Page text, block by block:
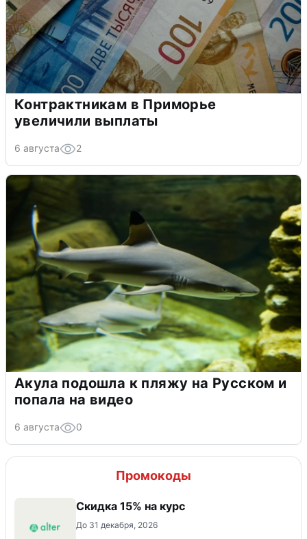
Контрактникам в Приморье
увеличили выплаты
6 августа 2
Акула подошла к пляжу на Русском и
попала на видео
6 августа 0
Промокоды
Скидка 15% на курс
До 31 декабря, 2026